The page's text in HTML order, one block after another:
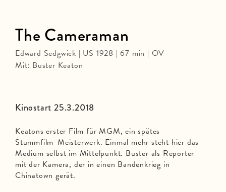
Kinostart 25.3.2018
Keatons erster Film für MGM, ein spätes
Stummfilm-Meisterwerk. Einmal mehr steht hier das
Medium selbst im Mittelpunkt. Buster als Reporter
mit der Kamera, der in einen Bandenkrieg in
Chinatown gerät.
The Cameraman
Edward Sedgwick | US 1928 | 67 min | OV
Mit: Buster Keaton